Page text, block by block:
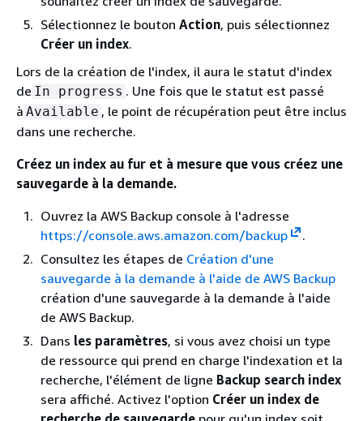
Sélectionnez le bouton Action, puis sélectionnez
Créer un index.
Lors de la création de l'index, il aura le statut d'index
de In progress . Une fois que le statut est passé
à Available , le point de récupération peut être inclus
dans une recherche.
Créez un index au fur et à mesure que vous créez une
sauvegarde à la demande.
Ouvrez la AWS Backup console à l'adresse
https://console.aws.amazon.com/backup
.
Consultez les étapes de Création d'une
sauvegarde à la demande à l'aide de AWS Backup
création d'une sauvegarde à la demande à l'aide
de AWS Backup.
Dans les paramètres, si vous avez choisi un type
de ressource qui prend en charge l'indexation et la
recherche, l'élément de ligne Backup search index
sera affiché. Activez l'option Créer un index de